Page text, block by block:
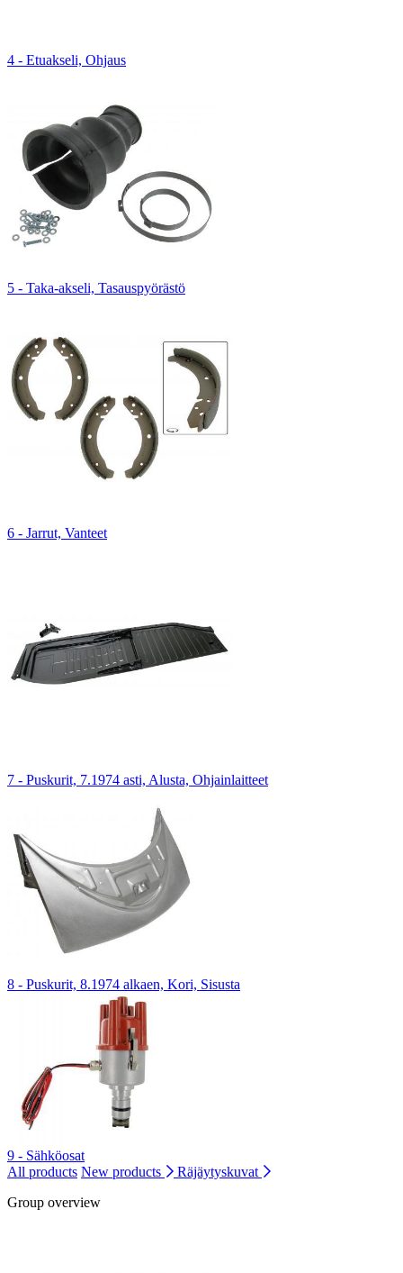
4 - Etuakseli, Ohjaus
5 - Taka-akseli, Tasauspyörästö
6 - Jarrut, Vanteet
7 - Puskurit, 7.1974 asti, Alusta, Ohjainlaitteet
8 - Puskurit, 8.1974 alkaen, Kori, Sisusta
9 - Sähköosat
All products New products
Räjäytyskuvat
Group overview